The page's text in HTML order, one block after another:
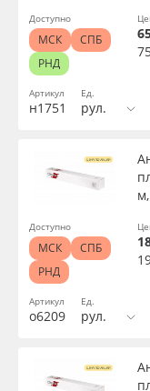
Артикул
н1751
Ед.
рул.
Доступно
МСК
СПБ
РНД
Артикул
о6209
Ед.
рул.
Доступно
МСК
СПБ
РНД